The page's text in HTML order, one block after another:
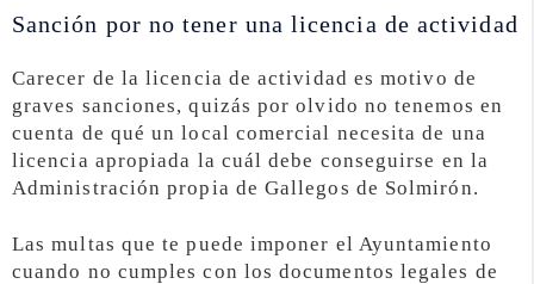
Sanción por no tener una licencia de actividad
Carecer de la licencia de actividad es motivo de
graves sanciones, quizás por olvido no tenemos en
cuenta de qué un local comercial necesita de una
licencia apropiada la cuál debe conseguirse en la
Administración propia de Gallegos de Solmirón.
Las multas que te puede imponer el Ayuntamiento
cuando no cumples con los documentos legales de